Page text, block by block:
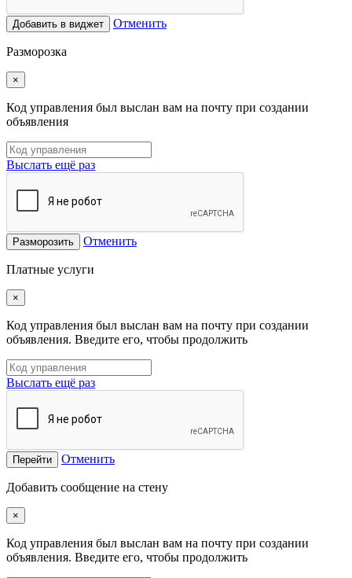
Добавить в виджет Отменить
Разморозка
×
Код управления был выслан вам на почту при создании
объявления
Выслать ещё раз
Разморозить Отменить
Платные услуги
×
Код управления был выслан вам на почту при создании
объявления. Введите его, чтобы продолжить
Выслать ещё раз
Перейти Отменить
Добавить сообщение на стену
×
Код управления был выслан вам на почту при создании
объявления. Введите его, чтобы продолжить